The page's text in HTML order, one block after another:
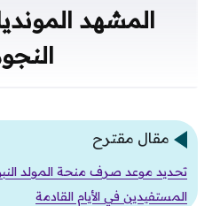
المشهد
مقال مقترح
تحديد موعد صرف منحة المولد
المستفيدين في الأيام القادمة